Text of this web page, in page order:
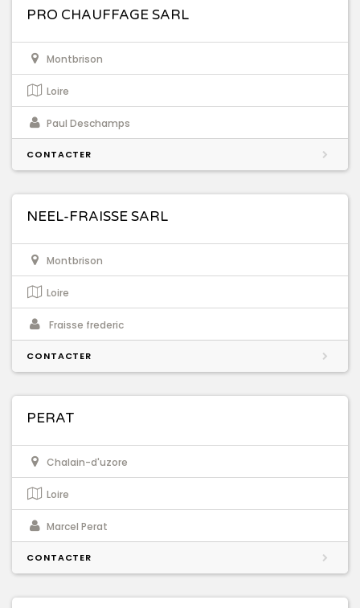
PRO CHAUFFAGE SARL
Montbrison
Loire
Paul Deschamps
CONTACTER
NEEL-FRAISSE SARL
Montbrison
Loire
Fraisse frederic
CONTACTER
PERAT
Chalain-d'uzore
Loire
Marcel Perat
CONTACTER